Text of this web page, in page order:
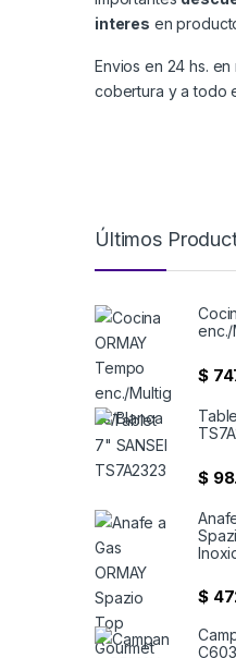
interes en
Envios en 24 hs.
cobertura y a todo
Últimos
enc./
$
$
$